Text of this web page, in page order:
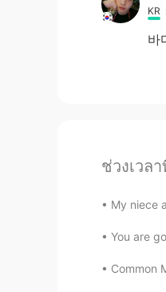
KR
바
ช่วงเวล
My niece
You are
Common